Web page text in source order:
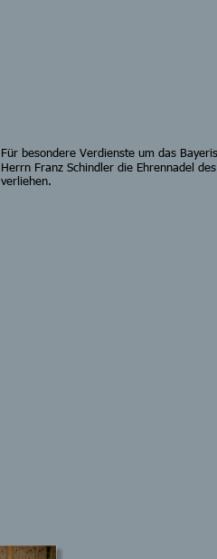
Für besondere Verdienste um das
Herrn Franz Schindler die Ehrennadel
verliehen.